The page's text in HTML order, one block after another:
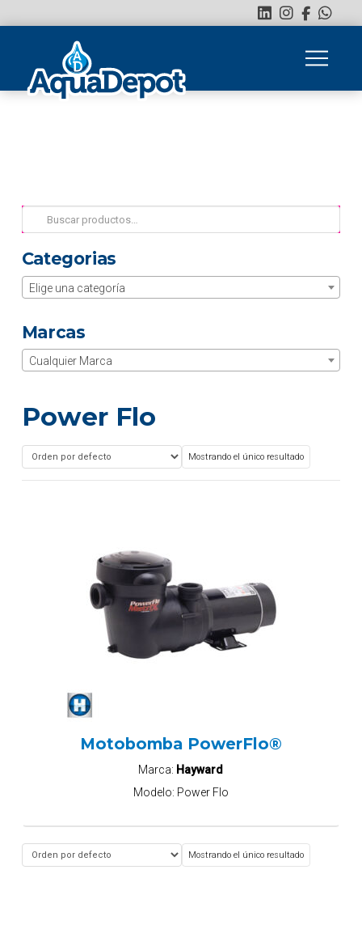
Buscar
por:
Categorias
Elige una categoría
Marcas
Cualquier Marca
Power Flo
Mostrando el único resultado
Motobomba PowerFlo®
Marca: Hayward
Modelo: Power Flo
Mostrando el único resultado